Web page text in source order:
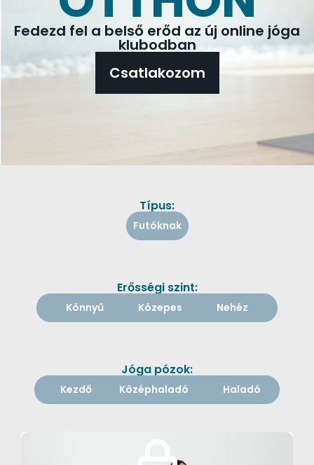
Fedezd fel a belső erőd az új online jóga
klubodban
Csatlakozom
Típus:
Futóknak
Erősségi szint:
Könnyű Közepes Nehéz
Jóga pózok:
Haladó
Kezdő Középhaladó